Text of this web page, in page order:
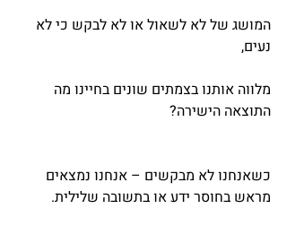
המושג של לא לשאול או לא לבקש כי לא
נעים,
מלווה אותנו בצמתים שונים בחיינו מה
התוצאה הישירה?
כשאנחנו לא מבקשים – אנחנו נמצאים
מראש בחוסר ידע או בתשובה שלילית.